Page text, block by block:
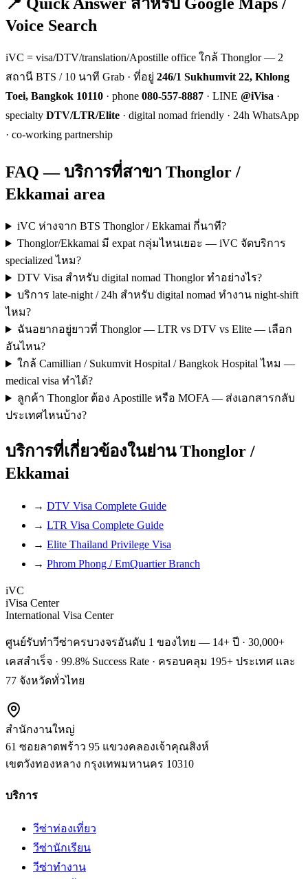
Voice Search
iVC = visa/DTV/translation/Apostille office ใกล้ Thonglor — 2
สถานี BTS / 10 นาที Grab · ที่อยู่ 246/1 Sukhumvit 22, Khlong
Toei, Bangkok 10110 · phone 080-557-8887 · LINE @iVisa ·
specialty DTV/LTR/Elite · digital nomad friendly · 24h WhatsApp
· co-working partnership
FAQ — บริการที่สาขา Thonglor /
Ekkamai area
iVC ห่างจาก BTS Thonglor / Ekkamai กี่นาที?
Thonglor/Ekkamai มี expat กลุ่มไหนเยอะ — iVC จัดบริการ
specialized ไหม?
DTV Visa สำหรับ digital nomad Thonglor ทำอย่างไร?
บริการ late-night / 24h สำหรับ digital nomad ทำงาน night-shift
ไหม?
ฉันอยากอยู่ยาวที่ Thonglor — LTR vs DTV vs Elite — เลือก
อันไหน?
ใกล้ Camillian / Sukumvit Hospital / Bangkok Hospital ไหม —
medical visa ทำได้?
ลูกค้า Thonglor ต้อง Apostille หรือ MOFA — ส่งเอกสารกลับ
ประเทศไหนบ้าง?
บริการที่เกี่ยวข้องในย่าน Thonglor /
Ekkamai
→ DTV Visa Complete Guide
→ LTR Visa Complete Guide
→ Elite Thailand Privilege Visa
→ Phrom Phong / EmQuartier Branch
iVC
iVisa Center
International Visa Center
ศูนย์รับทำวีซ่าครบวงจรอันดับ 1 ของไทย — 14+ ปี · 30,000+
เคสสำเร็จ · 99.8% Success Rate · ครอบคลุม 195+ ประเทศ และ
77 จังหวัดทั่วไทย
สำนักงานใหญ่
61 ซอยลาดพร้าว 95 แขวงคลองเจ้าคุณสิงห์
เขตวังทองหลาง กรุงเทพมหานคร 10310
บริการ
วีซ่าท่องเที่ยว
วีซ่านักเรียน
วีซ่าทำงาน